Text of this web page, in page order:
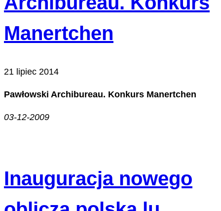
Manertchen
21 lipiec 2014
Pawłowski Archibureau. Konkurs Manertchen
03-12-2009
Inauguracja nowego